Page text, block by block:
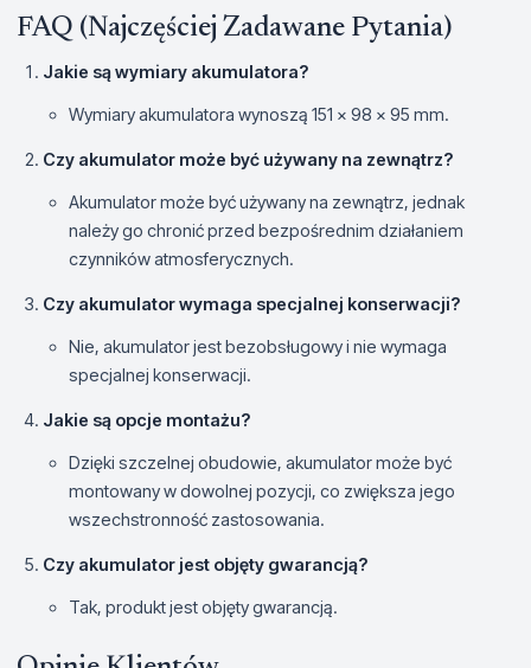
FAQ (Najczęściej Zadawane Pytania)
Jakie są wymiary akumulatora?
Wymiary akumulatora wynoszą 151 x 98 x 95 mm.
Czy akumulator może być używany na zewnątrz?
Akumulator może być używany na zewnątrz, jednak
należy go chronić przed bezpośrednim działaniem
czynników atmosferycznych.
Czy akumulator wymaga specjalnej konserwacji?
Nie, akumulator jest bezobsługowy i nie wymaga
specjalnej konserwacji.
Jakie są opcje montażu?
Dzięki szczelnej obudowie, akumulator może być
montowany w dowolnej pozycji, co zwiększa jego
wszechstronność zastosowania.
Czy akumulator jest objęty gwarancją?
Tak, produkt jest objęty gwarancją.